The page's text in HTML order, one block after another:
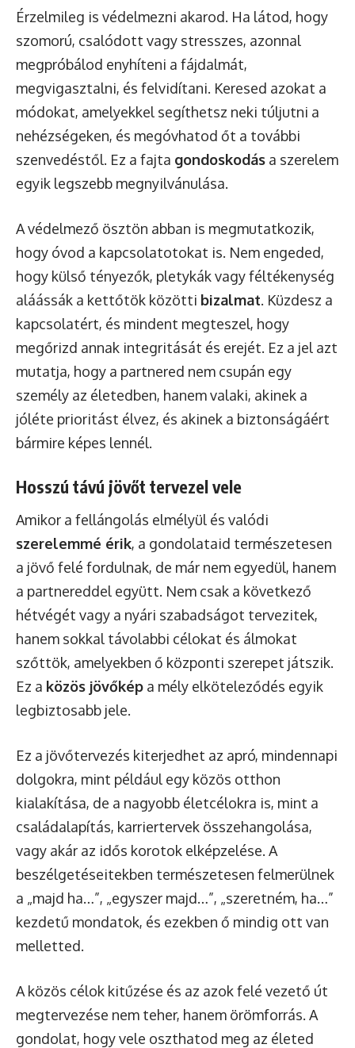
Érzelmileg is védelmezni akarod. Ha látod, hogy
szomorú, csalódott vagy stresszes, azonnal
megpróbálod enyhíteni a fájdalmát,
megvigasztalni, és felvidítani. Keresed azokat a
módokat, amelyekkel segíthetsz neki túljutni a
nehézségeken, és megóvhatod őt a további
szenvedéstől. Ez a fajta gondoskodás a szerelem
egyik legszebb megnyilvánulása.
A védelmező ösztön abban is megmutatkozik,
hogy óvod a kapcsolatotokat is. Nem engeded,
hogy külső tényezők, pletykák vagy féltékenység
aláássák a kettőtök közötti bizalmat. Küzdesz a
kapcsolatért, és mindent megteszel, hogy
megőrizd annak integritását és erejét. Ez a jel azt
mutatja, hogy a partnered nem csupán egy
személy az életedben, hanem valaki, akinek a
jóléte prioritást élvez, és akinek a biztonságáért
bármire képes lennél.
Hosszú távú jövőt tervezel vele
Amikor a fellángolás elmélyül és valódi
szerelemmé érik, a gondolataid természetesen
a jövő felé fordulnak, de már nem egyedül, hanem
a partnereddel együtt. Nem csak a következő
hétvégét vagy a nyári szabadságot tervezitek,
hanem sokkal távolabbi célokat és álmokat
szőttök, amelyekben ő központi szerepet játszik.
Ez a közös jövőkép a mély elköteleződés egyik
legbiztosabb jele.
Ez a jövőtervezés kiterjedhet az apró, mindennapi
dolgokra, mint például egy közös otthon
kialakítása, de a nagyobb életcélokra is, mint a
családalapítás, karriertervek összehangolása,
vagy akár az idős korotok elképzelése. A
beszélgetéseitekben természetesen felmerülnek
a „majd ha…”, „egyszer majd…”, „szeretném, ha…”
kezdetű mondatok, és ezekben ő mindig ott van
melletted.
A közös célok kitűzése és az azok felé vezető út
megtervezése nem teher, hanem örömforrás. A
gondolat, hogy vele oszthatod meg az életed